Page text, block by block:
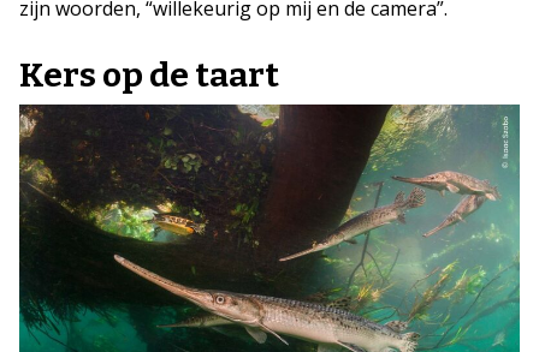
zijn woorden, “willekeurig op mij en de camera”.
Kers op de taart